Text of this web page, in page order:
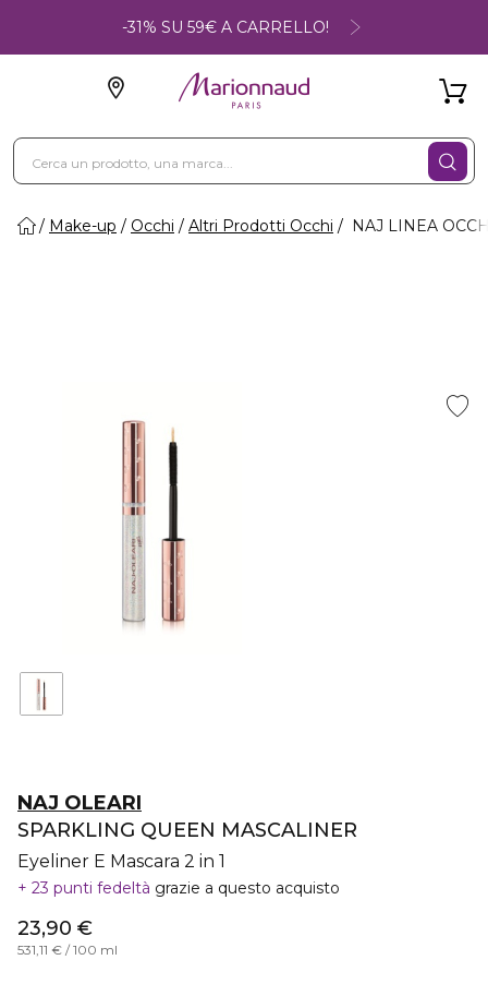
-31% SU 59€ A CARRELLO!
Make-up Occhi Altri Prodotti Occhi NAJ LINEA
NAJ OLEARI
SPARKLING QUEEN MASCALINER
Eyeliner E Mascara 2 in 1
23 punti fedeltà grazie a questo acquisto
23,90 €
531,11 € / 100 ml